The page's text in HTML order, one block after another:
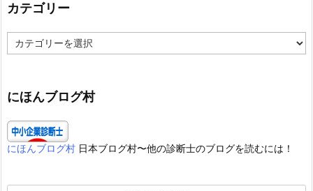
カテゴリー
テ
ー
にほんブログ村
にほんブログ村 日本ブログ村〜他の診断士のブログを読むには！